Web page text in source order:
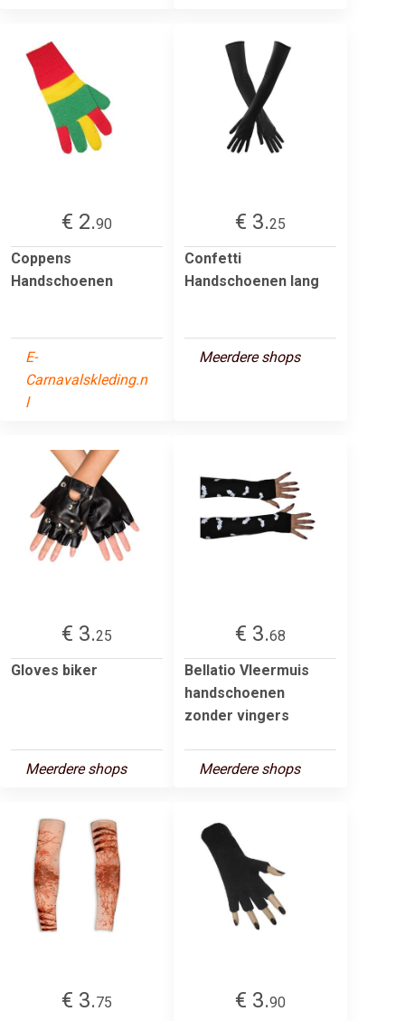
€ 2.90
Coppens
Handschoenen
E-
Carnavalskleding.n
l
€ 3.25
Confetti
Handschoenen lang
Meerdere shops
€ 3.25
Gloves biker
Meerdere shops
€ 3.68
Bellatio Vleermuis
handschoenen
zonder vingers
Meerdere shops
€ 3.75
€ 3.90